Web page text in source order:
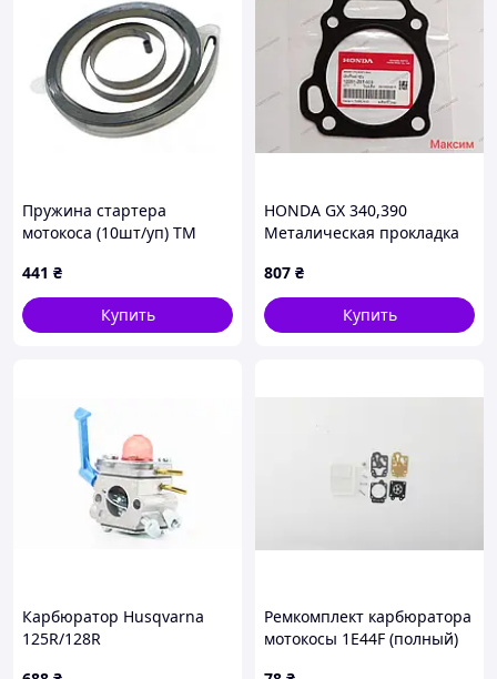
Пружина стартера
мотокоса (10шт/уп) ТМ
441 ₴
Купить
HONDA GX 340,390
Металическая прокладка
цилиндра ГБЦ 12251-Z5T-
003 Хонда
807 ₴
Купить
Карбюратор Husqvarna
125R/128R
Ремкомплект карбюратора
мотокосы 1E44F (полный)